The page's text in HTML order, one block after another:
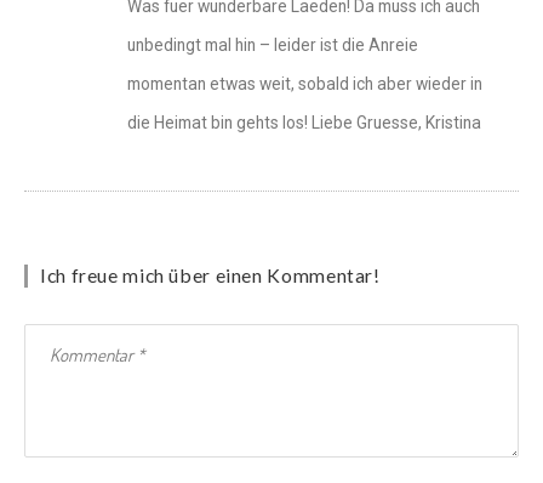
Was fuer wunderbare Laeden! Da muss ich auch
unbedingt mal hin – leider ist die Anreie
momentan etwas weit, sobald ich aber wieder in
die Heimat bin gehts los! Liebe Gruesse, Kristina
Ich freue mich über einen Kommentar!